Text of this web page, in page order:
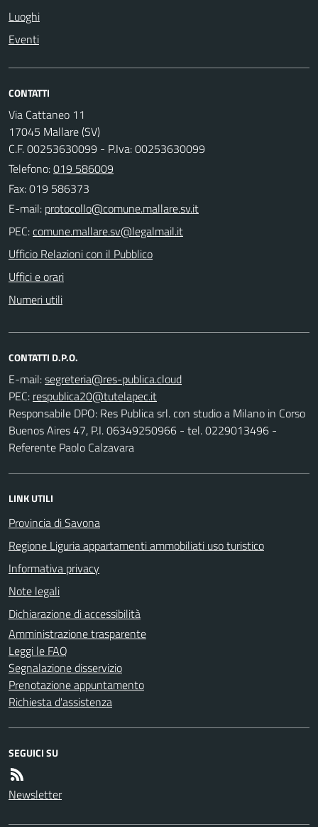
Luoghi
Eventi
CONTATTI
Via Cattaneo 11
17045 Mallare (SV)
C.F. 00253630099 - P.Iva: 00253630099
Telefono:019 586009
Fax: 019 586373
E-mail:
PEC:
Ufficio Relazioni con il Pubblico
Uffici e orari
Numeri utili
CONTATTI D.P.O.
E-mail:
PEC:
Responsabile DPO: Res Publica srl. con studio a Milano in Corso
Buenos Aires 47, P.I. 06349250966 - tel. 0229013496 -
Referente Paolo Calzavara
LINK UTILI
Provincia di Savona
Regione Liguria appartamenti ammobiliati uso turistico
Informativa privacy
Note legali
Dichiarazione di accessibilità
Amministrazione trasparente
Leggi le FAQ
Segnalazione disservizio
Prenotazione appuntamento
Richiesta d'assistenza
SEGUICI SU
Newsletter